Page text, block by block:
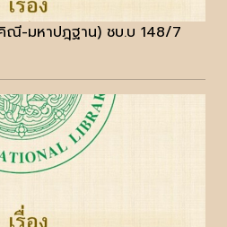
-มหาปฎฺฐาน) ชบ.บ 148/7